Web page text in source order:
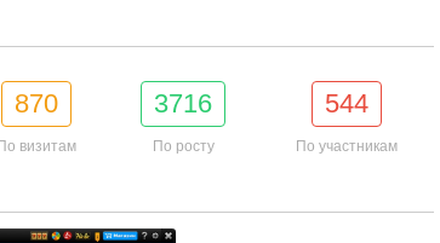
870
По визитам
3716
По росту
544
По участникам